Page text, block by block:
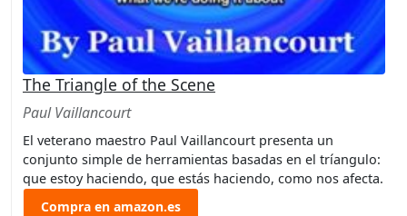
The Triangle of the Scene
Paul Vaillancourt
El veterano maestro Paul Vaillancourt presenta un
conjunto simple de herramientas basadas en el tríangulo:
que estoy haciendo, que estás haciendo, como nos afecta.
Compra en amazon.es